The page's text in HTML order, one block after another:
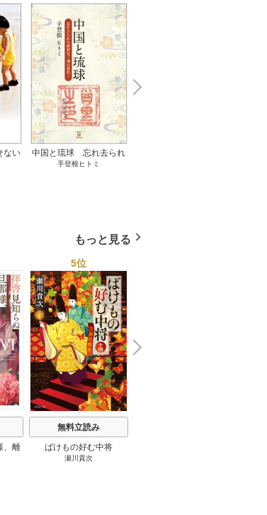
ない
中国と琉球 忘れ去られ
た冊封史―魂の進化― 1
手登根ヒトミ
N
e
x
t
もっと見る
、離
5位
無料立読み
ばけもの好む中将
瀬川貴次
N
e
x
t